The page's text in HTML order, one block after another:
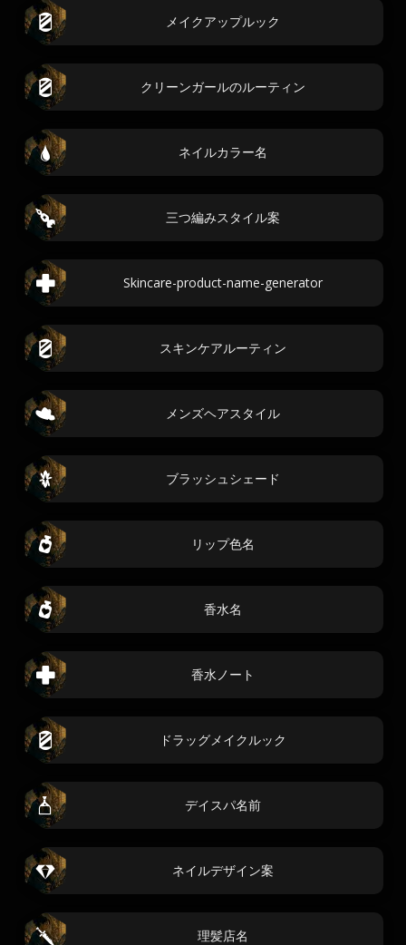
メイクアップルック
クリーンガールのルーティン
ネイルカラー名
三つ編みスタイル案
Skincare-product-name-generator
スキンケアルーティン
メンズヘアスタイル
ブラッシュシェード
リップ色名
香水名
香水ノート
ドラッグメイクルック
デイスパ名前
ネイルデザイン案
理髪店名